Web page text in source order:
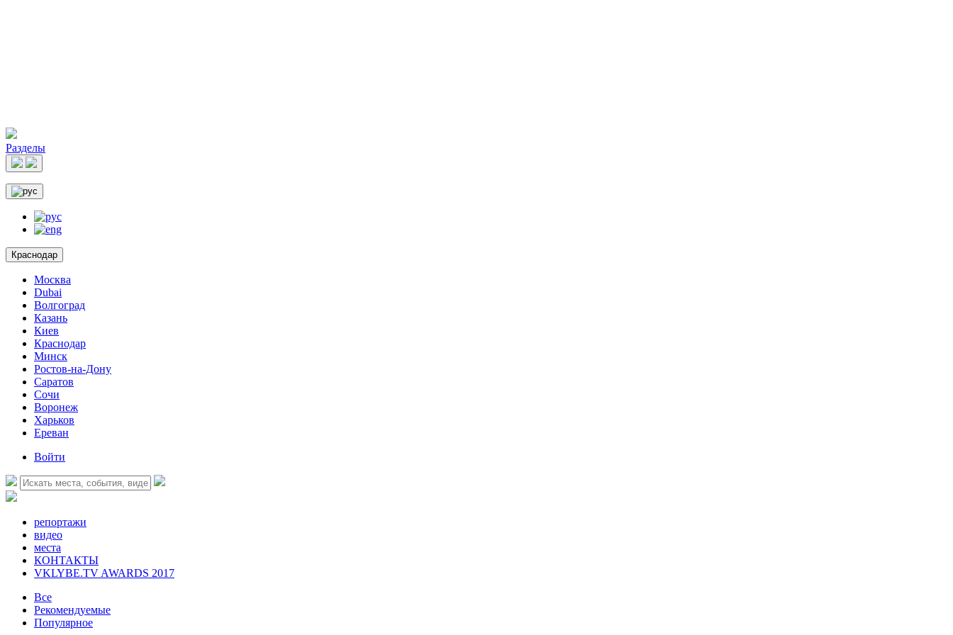
Разделы
Краснодар
Москва
Dubai
Волгоград
Казань
Киев
Краснодар
Минск
Ростов-на-Дону
Саратов
Сочи
Воронеж
Харьков
Ереван
Войти
репортажи
видео
места
КОНТАКТЫ
VKLYBE.TV AWARDS 2017
Все
Рекомендуемые
Популярное